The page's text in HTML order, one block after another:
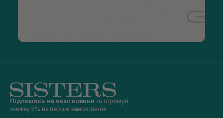
Підпишись на наші новини та отримуй
знижку 5% на перше замовлення